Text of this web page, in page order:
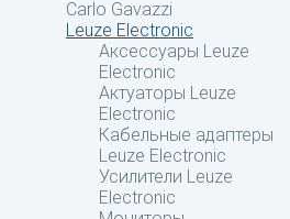
Carlo Gavazzi
Leuze Electronic
Аксессуары Leuze
Electronic
Актуаторы Leuze
Electronic
Кабельные адаптеры
Leuze Electronic
Усилители Leuze
Electronic